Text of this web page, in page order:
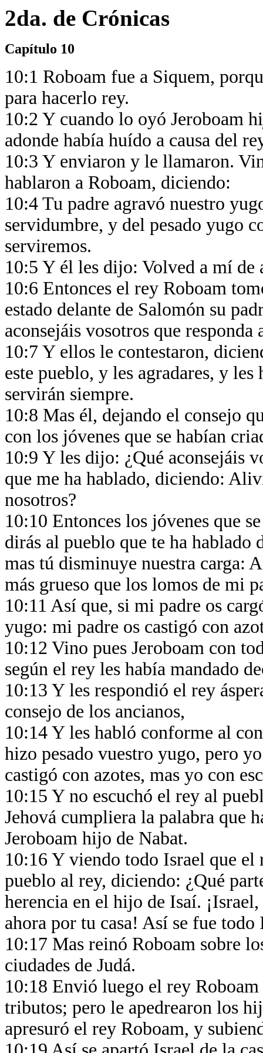
2da. de Crónicas
Capítulo 10
10:1 Roboam fue a Siquem,
para hacerlo rey.
10:2 Y cuando lo oyó Jeroboam
adonde había huído a causa del
10:3 Y enviaron y le llamaron.
hablaron a Roboam, diciendo:
10:4 Tu padre agravó nuestro
servidumbre, y del pesado yugo
serviremos.
10:5 Y él les dijo: Volved a mí
10:6 Entonces el rey Roboam
estado delante de Salomón su
aconsejáis vosotros que responda
10:7 Y ellos le contestaron,
este pueblo, y les agradares, y les
servirán siempre.
10:8 Mas él, dejando el consejo
con los jóvenes que se habían
10:9 Y les dijo: ¿Qué aconsejáis
que me ha hablado, diciendo:
nosotros?
10:10 Entonces los jóvenes que
dirás al pueblo que te ha hablado
mas tú disminuye nuestra carga:
más grueso que los lomos de mi
10:11 Así que, si mi padre os
yugo: mi padre os castigó con
10:12 Vino pues Jeroboam con
según el rey les había mandado
10:13 Y les respondió el rey
consejo de los ancianos,
10:14 Y les habló conforme al
hizo pesado vuestro yugo, pero
castigó con azotes, mas yo con
10:15 Y no escuchó el rey al
Jehová cumpliera la palabra que
Jeroboam hijo de Nabat.
10:16 Y viendo todo Israel que
pueblo al rey, diciendo: ¿Qué
herencia en el hijo de Isaí.
ahora por tu casa! Así se fue todo
10:17 Mas reinó Roboam sobre
ciudades de Judá.
10:18 Envió luego el rey
tributos; pero le apedrearon los
apresuró el rey Roboam, y